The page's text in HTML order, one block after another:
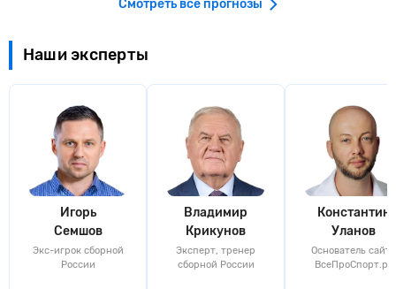
Смотреть все прогнозы
Наши эксперты
Игорь
Семшов
Экс-игрок сборной
России
Владимир
Крикунов
Эксперт, тренер
сборной России
Константин
Уланов
Основатель сайта
ВсеПроСпорт.ру